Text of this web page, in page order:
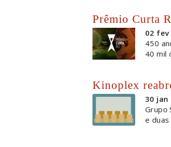
Prêmio Curta
02 fev
450
40 mil
Kinoplex
30 jan
Grupo
e duas